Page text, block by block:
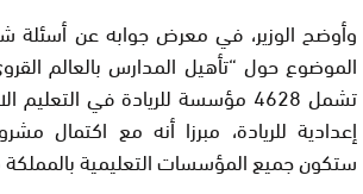
وأوضح الوزير، في معرض جوابه عن أسئلة
الموضوع حول “تأهيل المدارس بالعالم
إعدادية للريادة، مبرزا أنه مع اكتمال
ستكون جميع المؤسسات التعليمية